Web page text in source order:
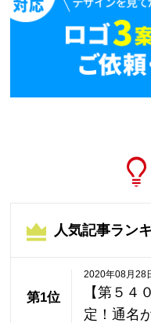
人気記事ラン
第1位
2020年08月28
【第５４
定！通名